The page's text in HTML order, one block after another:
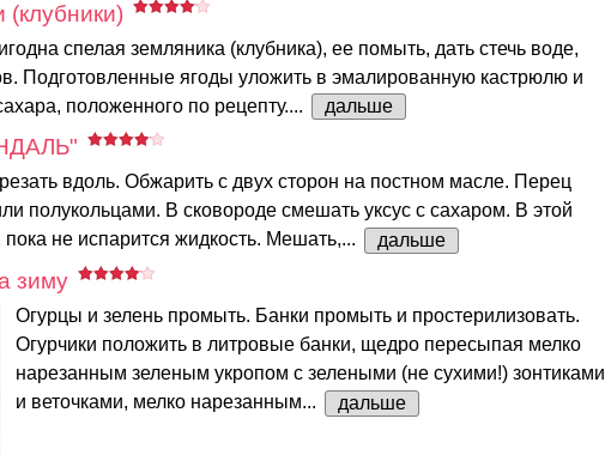
спелая земляника (клубника), ее помыть, дать стечь воде,
Подготовленные ягоды уложить в эмалированную кастрюлю и
положенного по рецепту....
дальше
вдоль. Обжарить с двух сторон на постном масле. Перец
полукольцами. В сковороде смешать уксус с сахаром. В этой
не испарится жидкость. Мешать,...
дальше
зиму
Огурцы и зелень промыть. Банки промыть и простерилизовать.
Огурчики положить в литровые банки, щедро пересыпая мелко
нарезанным зеленым укропом с зелеными (не сухими!) зонтиками
и веточками, мелко нарезанным...
дальше